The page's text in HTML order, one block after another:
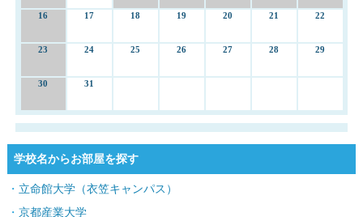
16 17 18 19 20 21 22
23 24 25 26 27 28 29
30 31
学校名からお部屋を探す
立命館大学（衣笠キャンパス）
京都産業大学